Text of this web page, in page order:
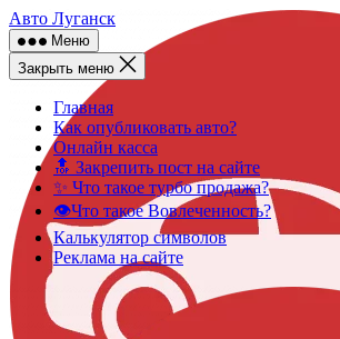
Skip
to
content
Авто Луганск
Меню
Закрыть меню
Главная
Как опубликовать авто?
Онлайн касса
🔝 Закрепить пост на сайте
✨ Что такое турбо продажа?
👁️Что такое Вовлеченность?
Калькулятор символов
Реклама на сайте